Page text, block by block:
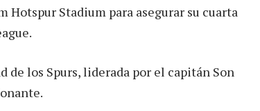
Stadium para asegurar su cuarta
los Spurs, liderada por el capitán Son